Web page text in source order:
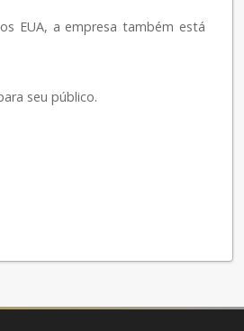
EUA, a empresa também está
seu público.